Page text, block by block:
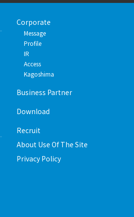
Corporate
Message
Profile
IR
Access
Kagoshima
Business Partner
Download
Recruit
About Use Of The Site
Privacy Policy